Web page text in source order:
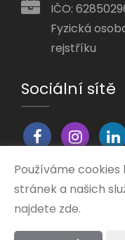
IČO:
Fyzická
rejstříku
Sociální sítě
Vytvořeno v
2026
Používáme
stránek a našich
najdete zde.